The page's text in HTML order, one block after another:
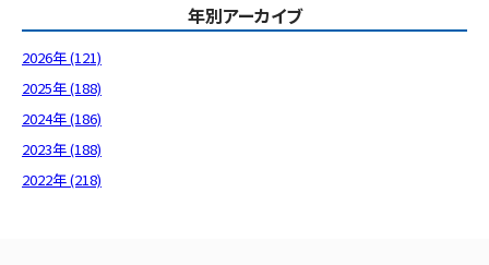
年別アーカイブ
2026年 (121)
2025年 (188)
2024年 (186)
2023年 (188)
2022年 (218)